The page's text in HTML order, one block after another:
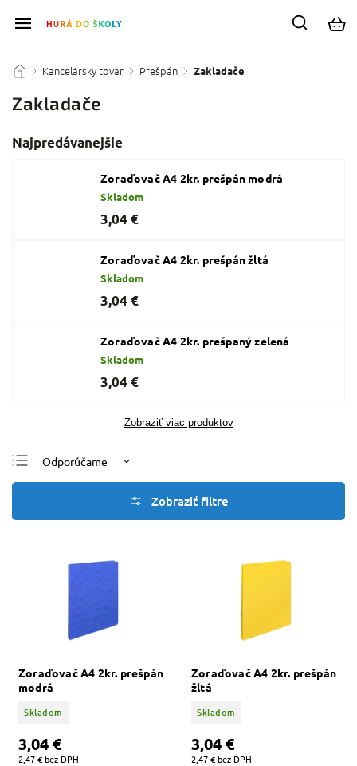
/ Kancelársky tovar / Prešpán / Zakladače
Zakladače
Najpredávanejšie
Zoraďovač A4 2kr. prešpán modrá
Skladom
3,04 €
Zoraďovač A4 2kr. prešpán žltá
Skladom
3,04 €
Zoraďovač A4 2kr. prešpaný zelená
Skladom
3,04 €
Zobraziť viac produktov
Odporúčame
Najlacnejšie
Abecedne
Zoraďovač A4 2kr. prešpán
modrá
Skladom
2,47 € bez DPH
3,04 €
Zoraďovač A4 2kr. prešpán
žltá
Skladom
2,47 € bez DPH
3,04 €